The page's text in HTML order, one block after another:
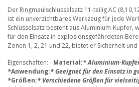
Der Ringmaulschlüsselsatz 11-teilig AC
ist ein unverzichtbares Werkzeug für jede
Schlüsselsatz besteht aus Aluminium-Kupfer,
für den Einsatz in explosionsgefährdeten
Zonen 1, 2, 21 und 22, bietet er Sicherheit und
Eigenschaften: - Material:* Aluminium-
*Anwendung:* Geeignet für den Einsatz in
*Größen:* Verschiedene Größen für